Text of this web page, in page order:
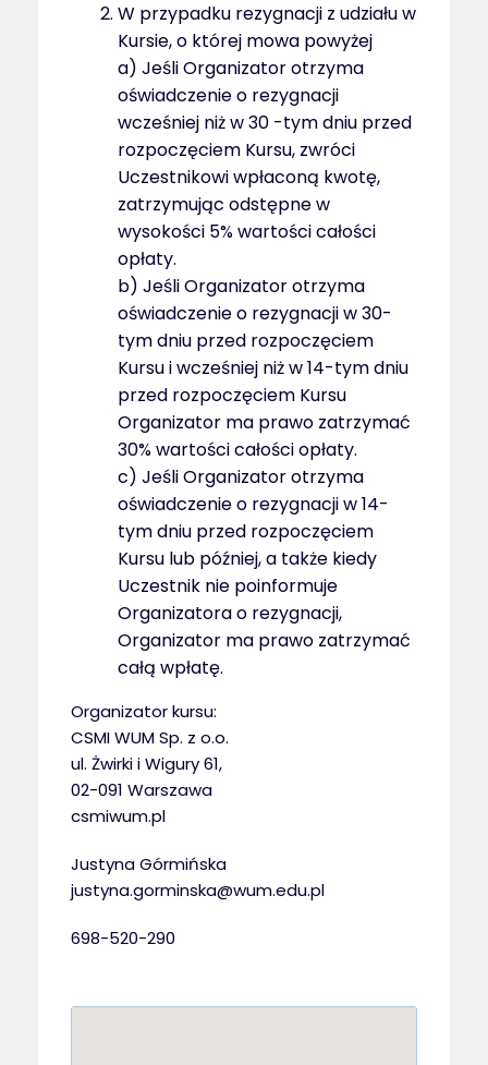
W przypadku rezygnacji z udziału w
Kursie, o której mowa powyżej
a) Jeśli Organizator otrzyma
oświadczenie o rezygnacji
wcześniej niż w 30 -tym dniu przed
rozpoczęciem Kursu, zwróci
Uczestnikowi wpłaconą kwotę,
zatrzymując odstępne w
wysokości 5% wartości całości
opłaty.
b) Jeśli Organizator otrzyma
oświadczenie o rezygnacji w 30-
tym dniu przed rozpoczęciem
Kursu i wcześniej niż w 14-tym dniu
przed rozpoczęciem Kursu
Organizator ma prawo zatrzymać
30% wartości całości opłaty.
c) Jeśli Organizator otrzyma
oświadczenie o rezygnacji w 14-
tym dniu przed rozpoczęciem
Kursu lub później, a także kiedy
Uczestnik nie poinformuje
Organizatora o rezygnacji,
Organizator ma prawo zatrzymać
całą wpłatę.
Organizator kursu:
CSMI WUM Sp. z o.o.
ul. Żwirki i Wigury 61,
02-091 Warszawa
csmiwum.pl
Justyna Górmińska
justyna.gorminska@wum.edu.pl
698-520-290